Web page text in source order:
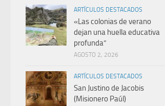
ARTÍCULOS DESTACADOS
«Las colonias de verano
dejan una huella educativa
profunda”
AGOSTO 2, 2026
ARTÍCULOS DESTACADOS
San Justino de Jacobis
(Misionero Paúl)